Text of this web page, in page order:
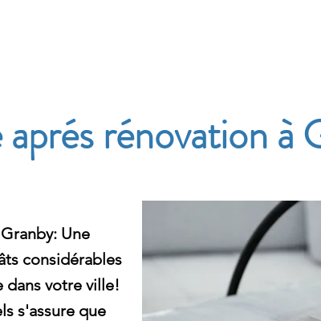
rénovation à
Une
considérables
dans votre ville!
s'assure que